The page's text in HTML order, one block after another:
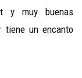
y muy buenas
tiene un encanto